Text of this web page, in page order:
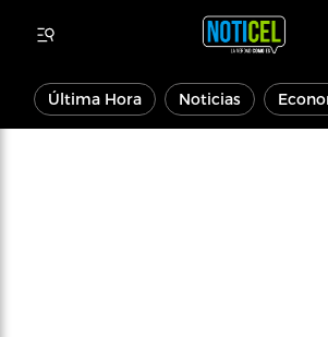
Última Hora Noticias